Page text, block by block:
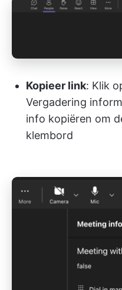
Kopieer link: Klik
Vergadering
info kopiëren om
klembord